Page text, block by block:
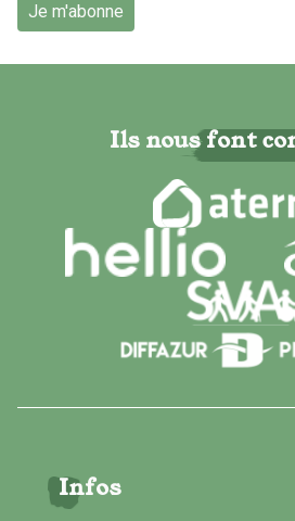
Je m'abonne
Ils nous font
Infos